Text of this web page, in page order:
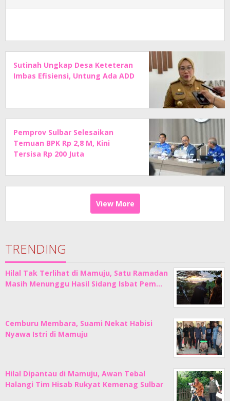
Sutinah Ungkap Desa Keteteran
Imbas Efisiensi, Untung Ada ADD
Pemprov Sulbar Selesaikan
Temuan BPK Rp 2,8 M, Kini
Tersisa Rp 200 Juta
View More
TRENDING
Hilal Tak Terlihat di Mamuju, Satu Ramadan
Masih Menunggu Hasil Sidang Isbat Pem…
Cemburu Membara, Suami Nekat Habisi
Nyawa Istri di Mamuju
Hilal Dipantau di Mamuju, Awan Tebal
Halangi Tim Hisab Rukyat Kemenag Sulbar